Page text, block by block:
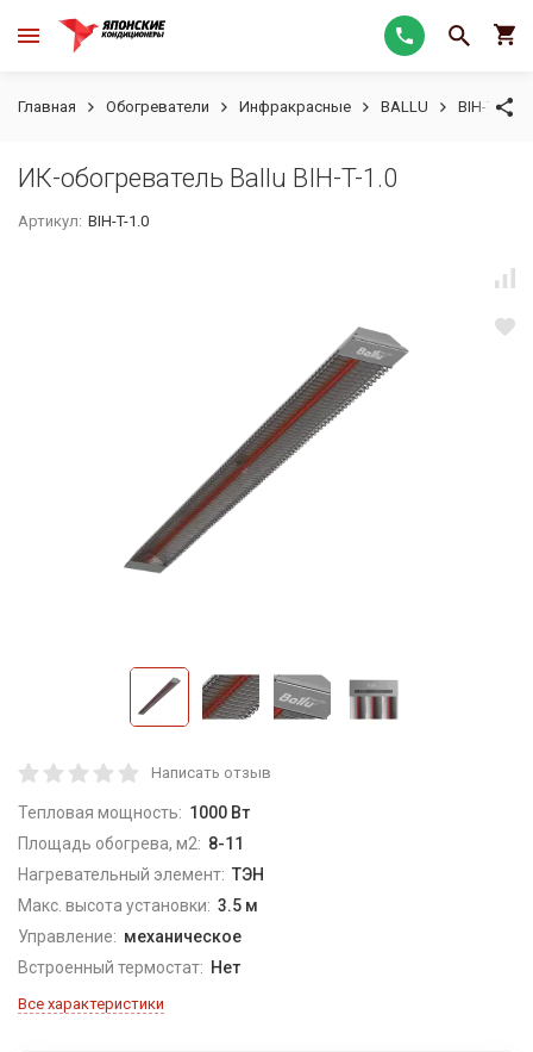
Главная Обогреватели Инфракрасные BALLU BIH-T
ИК-обогреватель Ballu BIH-T-1.0
Артикул: BIH-T-1.0
Написать отзыв
Тепловая мощность: 1000 Вт
Площадь обогрева, м2: 8-11
Нагревательный элемент: ТЭН
Макс. высота установки: 3.5 м
Управление: механическое
Встроенный термостат: Нет
Все характеристики